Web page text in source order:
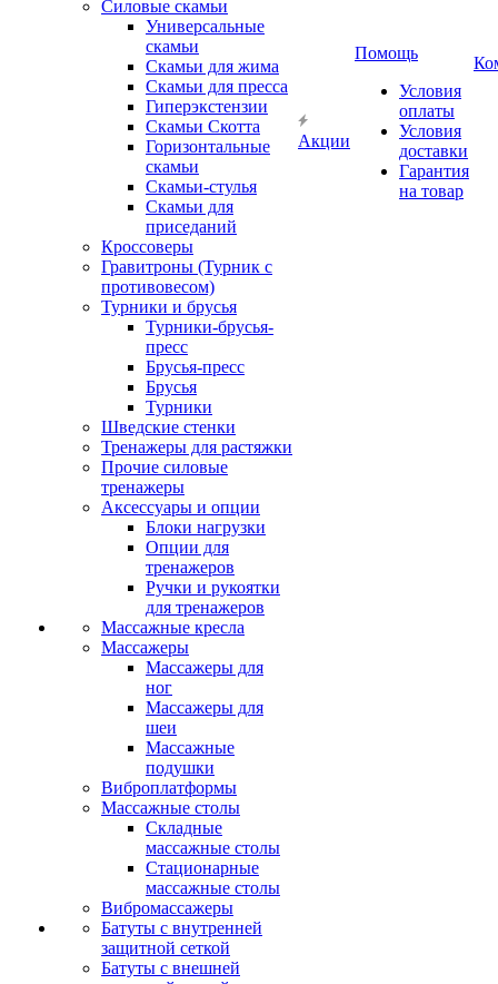
Силовые скамьи
Универсальные
скамьи
Скамьи для жима
Скамьи для пресса
Гиперэкстензии
Скамьи Скотта
Горизонтальные
скамьи
Скамьи-стулья
Скамьи для
приседаний
Кроссоверы
Гравитроны (Турник с
противовесом)
Турники и брусья
Турники-брусья-
пресс
Брусья-пресс
Брусья
Турники
Шведские стенки
Тренажеры для растяжки
Прочие силовые
тренажеры
Аксессуары и опции
Блоки нагрузки
Опции для
тренажеров
Ручки и рукоятки
для тренажеров
Массажные кресла
Массажеры
Массажеры для
ног
Массажеры для
шеи
Массажные
подушки
Виброплатформы
Массажные столы
Складные
массажные столы
Стационарные
массажные столы
Вибромассажеры
Батуты с внутренней
защитной сеткой
Батуты с внешней
Акции
Помощь
Условия
оплаты
Условия
доставки
Гарантия
на товар